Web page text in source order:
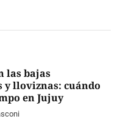
las bajas
y lloviznas: cuándo
en Jujuy